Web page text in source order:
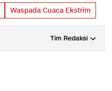
Waspada Cuaca Ekstrim
Tim Redaksi